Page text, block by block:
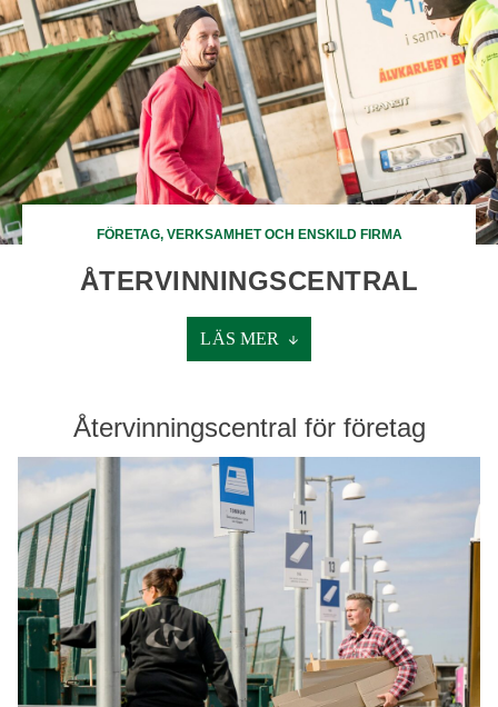
FÖRETAG, VERKSAMHET OCH ENSKILD FIRMA
ÅTERVINNINGSCENTRAL
LÄS MER
Återvinningscentral för företag